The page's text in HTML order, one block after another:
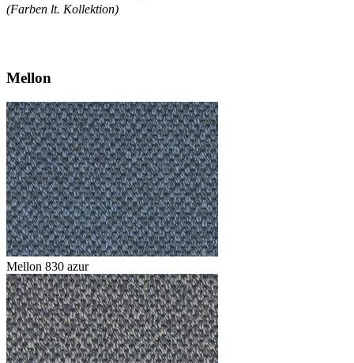
(Farben lt. Kollektion)
Mellon
Mellon 830 azur